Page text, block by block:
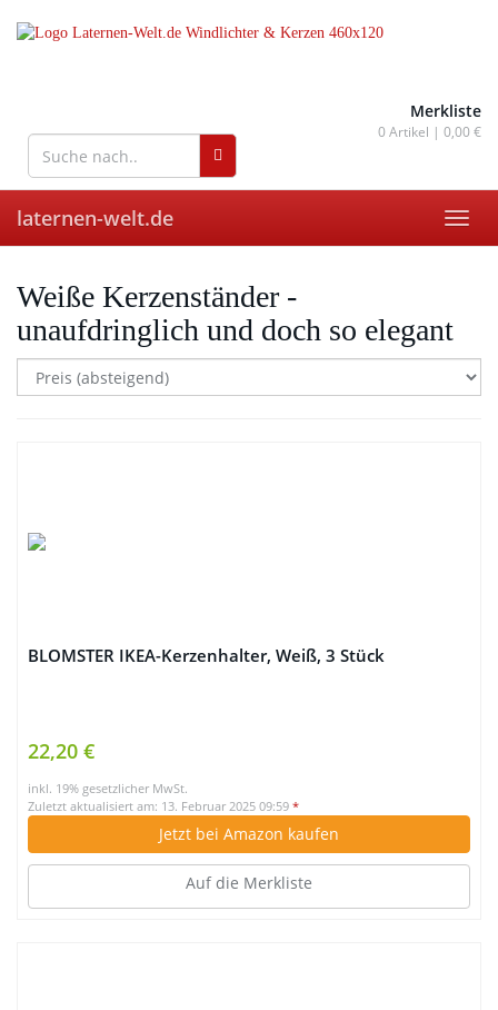
Merkliste
0Artikel | 0,00 €
laternen-welt.de
Weiße Kerzenständer -
unaufdringlich und doch so elegant
BLOMSTER IKEA-Kerzenhalter, Weiß, 3 Stück
22,20 €
inkl. 19% gesetzlicher MwSt.
Zuletzt aktualisiert am: 13. Februar 2025 09:59 *
Jetzt bei Amazon kaufen
Auf die Merkliste